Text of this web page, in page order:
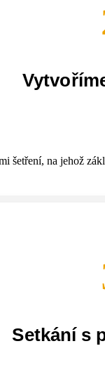
šetření, na jehož
Setkání s